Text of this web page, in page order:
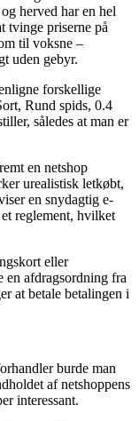
herved har en hel
tvinge priserne på
til voksne –
uden gebyr.
forskellige
Rund spids, 0.4
således at man er
en netshop
urealistisk letkøbt,
en snydagtig e-
reglement, hvilket
eller
afdragsordning fra
at betale betalingen i
burde man
af netshoppens
interessant.